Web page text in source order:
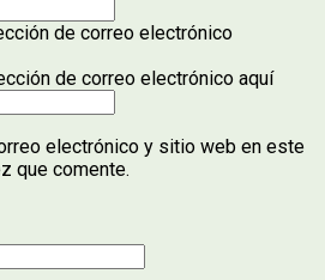
de correo electrónico
de correo electrónico aquí
electrónico y sitio web en este
que comente.